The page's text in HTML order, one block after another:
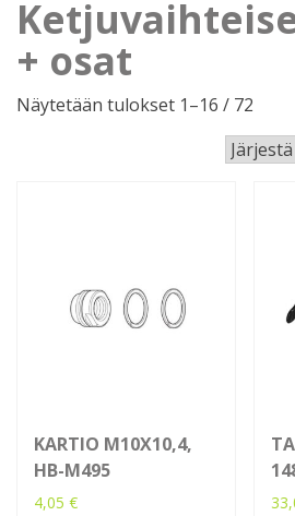
+ osat
Näytetään tulokset 1–16 / 72
by
latest
KARTIO M10X10,4,
HB-M495
4,05 €